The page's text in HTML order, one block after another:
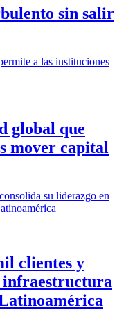
sin salir
global que
mover capital
clientes y
infraestructura